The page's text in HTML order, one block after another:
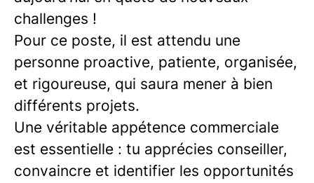
challenges !
Pour ce poste, il est attendu une
personne proactive, patiente, organisée,
et rigoureuse, qui saura mener à bien
différents projets.
Une véritable appétence commerciale
est essentielle : tu apprécies conseiller,
convaincre et identifier les opportunités